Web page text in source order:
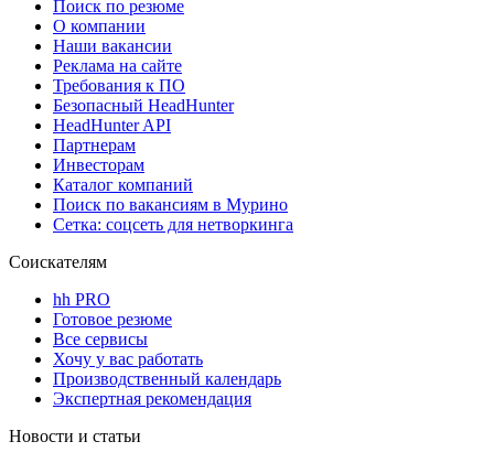
Поиск по резюме
О компании
Наши вакансии
Реклама на сайте
Требования к ПО
Безопасный HeadHunter
HeadHunter API
Партнерам
Инвесторам
Каталог компаний
Поиск по вакансиям в Мурино
Сетка: соцсеть для нетворкинга
Соискателям
hh PRO
Готовое резюме
Все сервисы
Хочу у вас работать
Производственный календарь
Экспертная рекомендация
Новости и статьи